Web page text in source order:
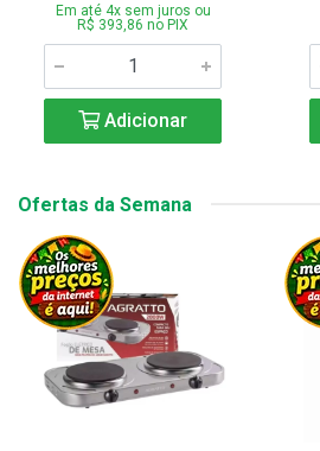
Em até 4x sem juros ou
R$ 393,86 no PIX
Adicionar
Ofertas da Semana